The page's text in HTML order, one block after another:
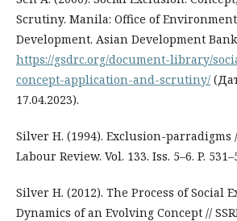
Scrutiny. Manila: Office of
Development. Asian Development
https://gsdrc.org/document-library/
concept-application-and-scrutiny/
17.04.2023).
Silver H. (1994). Exclusion-
Labour Review. Vol. 133. Iss. 5–6. P.
Silver H. (2012). The Process of Social
Dynamics of an Evolving Concept //